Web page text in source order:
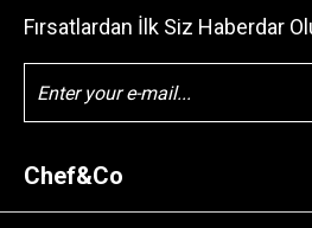
Fırsatlardan İlk Siz Haberdar
Chef&Co